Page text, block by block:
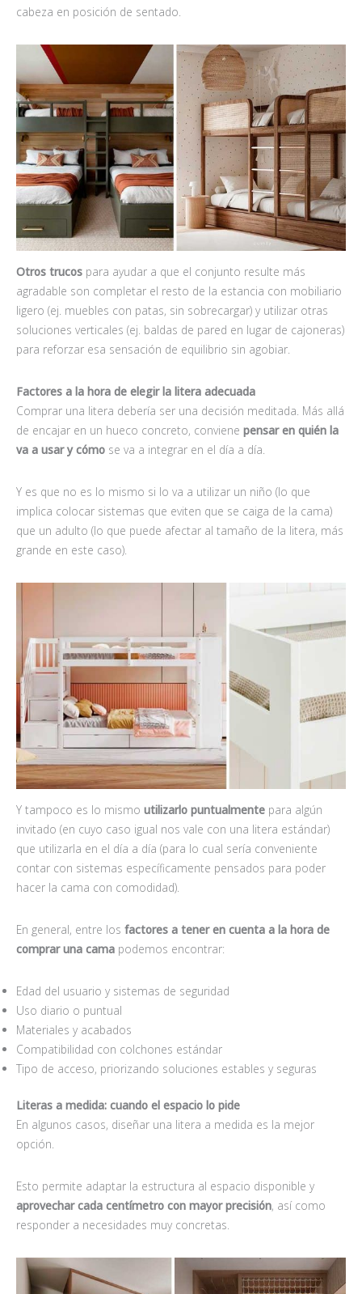
cabeza en posición de sentado.
Otros trucos para ayudar a que el conjunto resulte más
agradable son completar el resto de la estancia con mobiliario
ligero (ej. muebles con patas, sin sobrecargar) y utilizar otras
soluciones verticales (ej. baldas de pared en lugar de cajoneras)
para reforzar esa sensación de equilibrio sin agobiar.
Factores a la hora de elegir la litera adecuada
Comprar una litera debería ser una decisión meditada. Más allá
de encajar en un hueco concreto, conviene pensar en quién la
va a usar y cómo se va a integrar en el día a día.
Y es que no es lo mismo si lo va a utilizar un niño (lo que
implica colocar sistemas que eviten que se caiga de la cama)
que un adulto (lo que puede afectar al tamaño de la litera, más
grande en este caso).
Y tampoco es lo mismo utilizarlo puntualmente para algún
invitado (en cuyo caso igual nos vale con una litera estándar)
que utilizarla en el día a día (para lo cual sería conveniente
contar con sistemas específicamente pensados para poder
hacer la cama con comodidad).
En general, entre los factores a tener en cuenta a la hora de
comprar una cama podemos encontrar:
Edad del usuario y sistemas de seguridad
Uso diario o puntual
Materiales y acabados
Compatibilidad con colchones estándar
Tipo de acceso, priorizando soluciones estables y seguras
Literas a medida: cuando el espacio lo pide
En algunos casos, diseñar una litera a medida es la mejor
opción.
Esto permite adaptar la estructura al espacio disponible y
aprovechar cada centímetro con mayor precisión, así como
responder a necesidades muy concretas.